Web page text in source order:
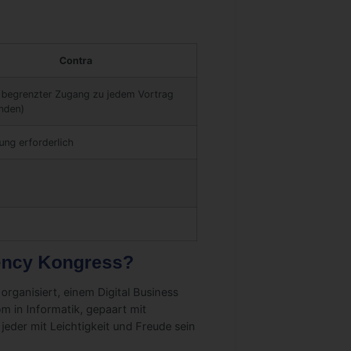
Contra
Zugang zu jedem Vortrag
erforderlich
Kongress?
einem Digital Business
in Informatik, gepaart mit
mit Leichtigkeit und Freude sein